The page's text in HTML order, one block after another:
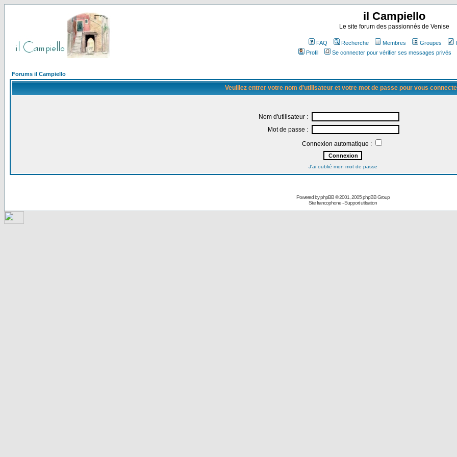
il Campiello
Le site forum des passionnés de Venise
FAQ Recherche Membres Groupes
Profil
Se connecter pour vérifier ses messages privés
Forums il Campiello
Veuillez entrer votre nom d'utilisateur et votre mot de passe pour vous
Nom d'utilisateur :
Mot de passe :
Connexion automatique :
J'ai oublié mon mot de passe
Powered byphpBB© 2001, 2005 phpBB Group
Site francophone-Support utilisation